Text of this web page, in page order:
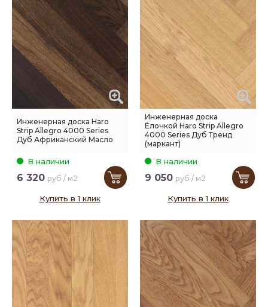
Инженерная доска Haro
Strip Allegro 4000 Series
Дуб Африканский Масло
В наличии
6 320 руб / м2
Купить в 1 клик
Инженерная доска
Ёлочкой Haro Strip Allegro
4000 Series Дуб Тренд
(маркант)
В наличии
9 050 руб / м2
Купить в 1 клик